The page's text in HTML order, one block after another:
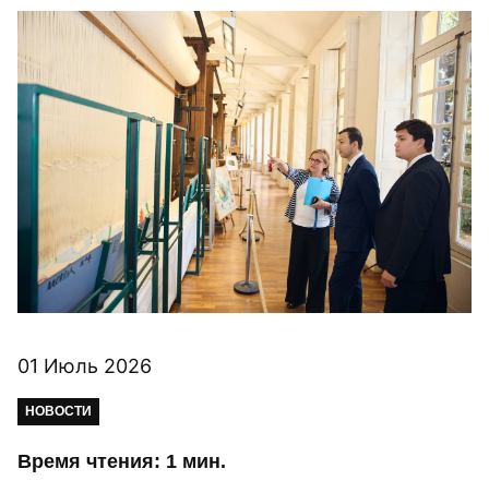
01 Июль 2026
НОВОСТИ
Время чтения: 1 мин.